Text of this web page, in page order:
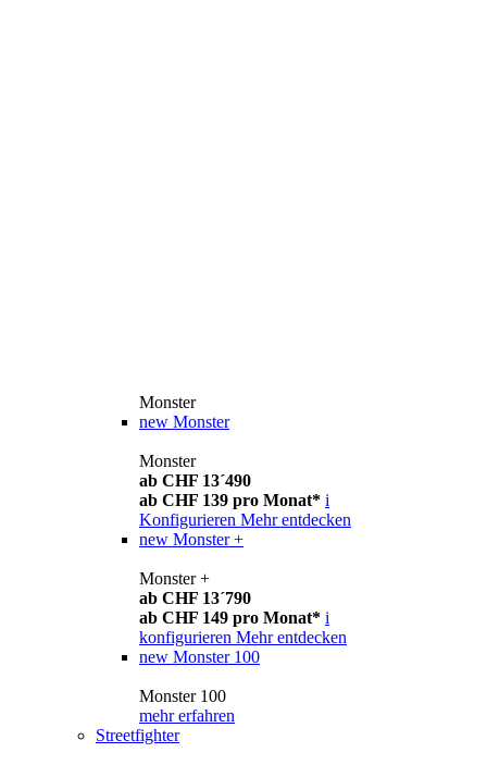
Monster
new Monster
Monster
ab CHF 13´490
ab CHF 139 pro Monat* i
Konfigurieren Mehr entdecken
new Monster +
Monster +
ab CHF 13´790
ab CHF 149 pro Monat* i
konfigurieren Mehr entdecken
new Monster 100
Monster 100
mehr erfahren
Streetfighter